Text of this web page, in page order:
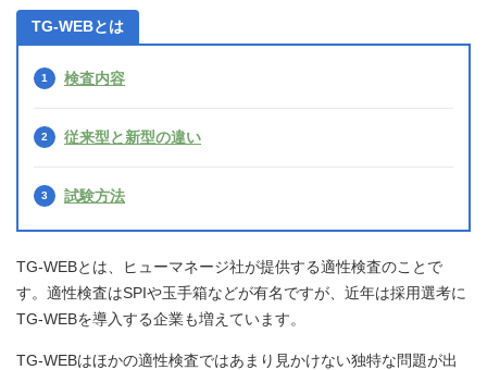
TG-WEBとは
検査内容
従来型と新型の違い
試験方法
TG-WEBとは、ヒューマネージ社が提供する適性検査のことで
す。適性検査はSPIや玉手箱などが有名ですが、近年は採用選考に
TG-WEBを導入する企業も増えています。
TG-WEBはほかの適性検査ではあまり見かけない独特な問題が出